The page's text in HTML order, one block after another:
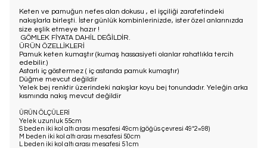
Keten ve pamuğun nefes alan dokusu , el işçiliği zarafetindeki
nakışlarla birleşti. İster günlük kombinlerinizde, ister özel anlarınızda
size eşlik etmeye hazır !
GÖMLEK FİYATA DAHİL DEĞİLDİR.
ÜRÜN ÖZELLİKLERİ
Pamuk keten kumaştır (kumaş hassasiyeti olanlar rahatlıkla tercih
edebilir.)
Astarlı iç göstermez ( iç astarıda pamuk kumaştır)
Düğme mevcut değildir
Yelek bej renktir üzerindeki nakışlar koyu bej tonundadır. Yeleğin arka
kısmında nakış mevcut değildir
ÜRÜN ÖLÇÜLERİ
Yelek uzunluk 55cm
S beden iki kol altı arası mesafesi 49cm (göğüs çevresi 49*2=98)
M beden iki kol altı arası mesafesi 50cm
L beden iki kol altı arası mesafesi 51cm